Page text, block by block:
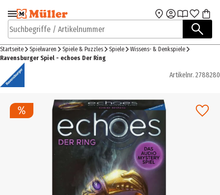
Zur Navigation
springen
Zum Hauptinhalt
Suchbegriffe / Artikelnummer
Startseite Spielwaren Spiele & Puzzles Spiele
Wissens- & Denkspiele
Ravensburger Spiel - echoes Der Ring
Artikelnr. 2788280